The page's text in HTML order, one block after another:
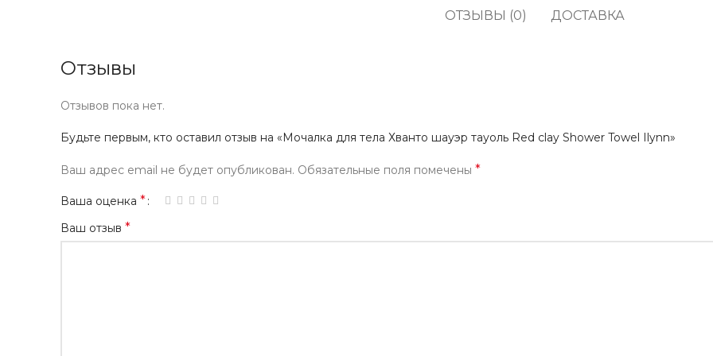
водоросли
Напитки, молоко, готовое
кофе
ОТЗЫВЫ (0) ДОСТАВКА
Отзывы
Отзывов пока нет.
Будьте первым, кто оставил отзыв на «Мочалка для тела Хванто шауэр тауоль Red clay Shower Towel Ilynn»
Ваш адрес email не будет опубликован. Обязательные поля помечены *
Ваша оценка *
Ваш отзыв *